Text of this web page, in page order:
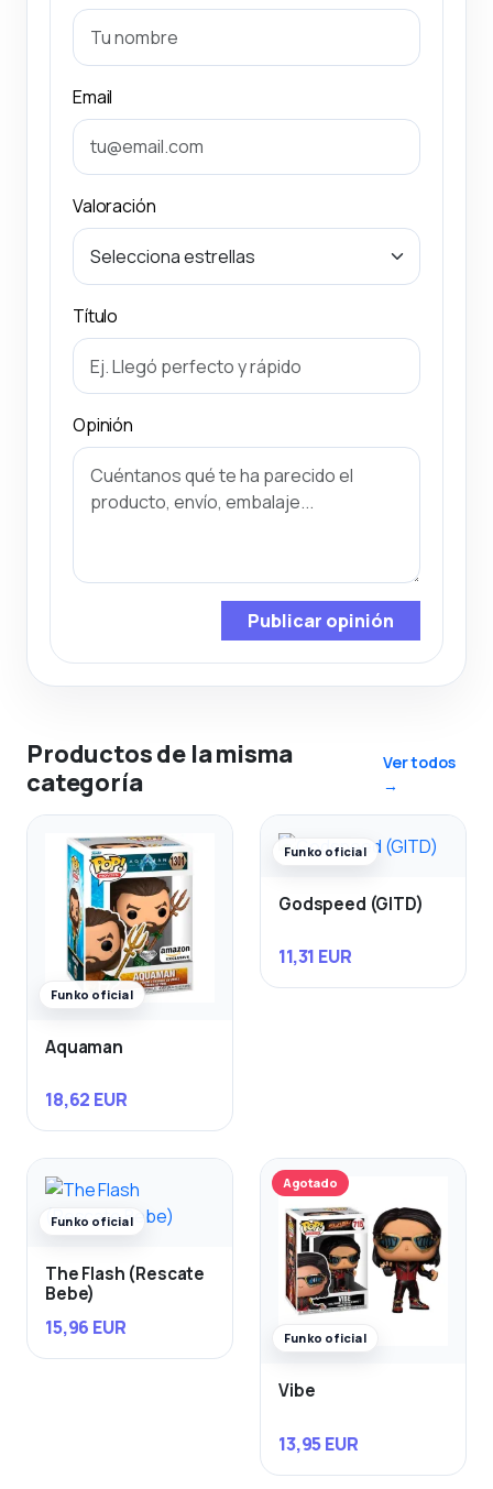
Email
Valoración
Título
Opinión
Publicar opinión
Productos de la misma
categoría
Ver todos
→
Funko oficial
Aquaman
18,62 EUR
Funko oficial
Godspeed (GITD)
11,31 EUR
Funko oficial
The Flash (Rescate
Bebe)
15,96 EUR
Agotado
Funko oficial
Vibe
13,95 EUR